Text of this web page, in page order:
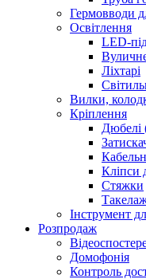
Гермовводи
Освітлення
LED-
Ліхтарі
Вилки,
Кріплення
Дюбелі
Кліпси
Стяжки
Інструмент
Розпродаж
Домофонія
Контроль